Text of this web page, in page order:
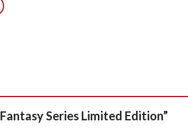
Series Limited Edition”